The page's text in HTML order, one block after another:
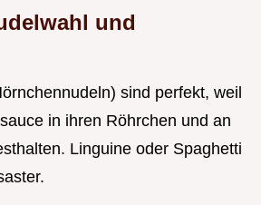
und
sind perfekt, weil
in ihren Röhrchen und an
Linguine oder Spaghetti